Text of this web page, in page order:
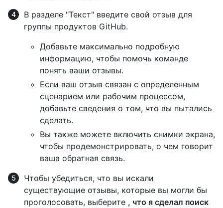
В разделе "Текст" введите свой отзыв для
группы продуктов GitHub.
Добавьте максимально подробную
информацию, чтобы помочь команде
понять ваши отзывы.
Если ваш отзыв связан с определенным
сценарием или рабочим процессом,
добавьте сведения о том, что вы пытались
сделать.
Вы также можете включить снимки экрана,
чтобы продемонстрировать, о чем говорит
ваша обратная связь.
Чтобы убедиться, что вы искали
существующие отзывы, которые вы могли бы
проголосовать, выберите , что я сделал поиск